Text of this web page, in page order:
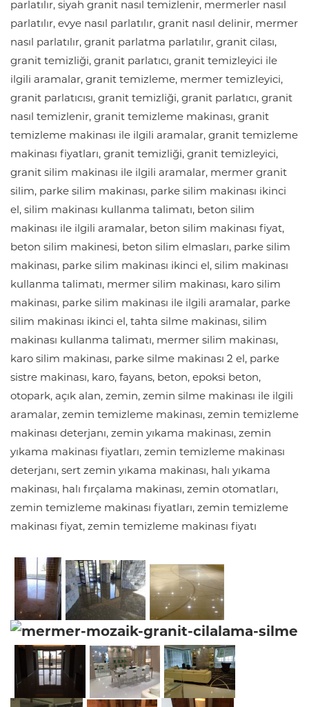
parlatılır, siyah granit nasıl temizlenir, mermerler nasıl
parlatılır, evye nasıl parlatılır, granit nasıl delinir, mermer
nasıl parlatılır, granit parlatma parlatılır, granit cilası,
granit temizliği, granit parlatıcı, granit temizleyici ile
ilgili aramalar, granit temizleme, mermer temizleyici,
granit parlatıcısı, granit temizliği, granit parlatıcı, granit
nasıl temizlenir, granit temizleme makinası, granit
temizleme makinası ile ilgili aramalar, granit temizleme
makinası fiyatları, granit temizliği, granit temizleyici,
granit silim makinası ile ilgili aramalar, mermer granit
silim, parke silim makinası, parke silim makinası ikinci
el, silim makinası kullanma talimatı, beton silim
makinası ile ilgili aramalar, beton silim makinası fiyat,
beton silim makinesi, beton silim elmasları, parke silim
makinası, parke silim makinası ikinci el, silim makinası
kullanma talimatı, mermer silim makinası, karo silim
makinası, parke silim makinası ile ilgili aramalar, parke
silim makinası ikinci el, tahta silme makinası, silim
makinası kullanma talimatı, mermer silim makinası,
karo silim makinası, parke silme makinası 2 el, parke
sistre makinası, karo, fayans, beton, epoksi beton,
otopark, açık alan, zemin, zemin silme makinası ile ilgili
aramalar, zemin temizleme makinası, zemin temizleme
makinası deterjanı, zemin yıkama makinası, zemin
yıkama makinası fiyatları, zemin temizleme makinası
deterjanı, sert zemin yıkama makinası, halı yıkama
makinası, halı fırçalama makinası, zemin otomatları,
zemin temizleme makinası fiyatları, zemin temizleme
makinası fiyat, zemin temizleme makinası fiyatı